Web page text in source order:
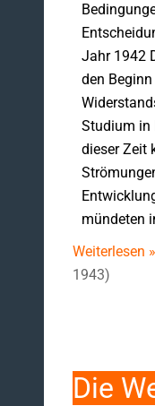
Jahr 1942
den
Studium in
dieser Zeit
mündeten
Weiterlesen »
1943)
Die